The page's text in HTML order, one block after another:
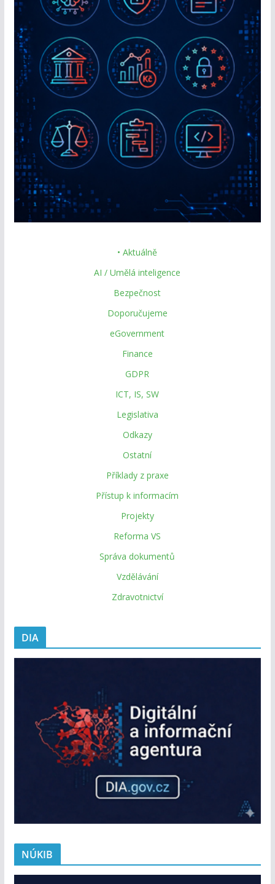
• Aktuálně
AI / Umělá inteligence
Bezpečnost
Doporučujeme
eGovernment
Finance
GDPR
ICT, IS, SW
Legislativa
Odkazy
Ostatní
Příklady z praxe
Přístup k informacím
Projekty
Reforma VS
Správa dokumentů
Vzdělávání
Zdravotnictví
DIA
NÚKIB